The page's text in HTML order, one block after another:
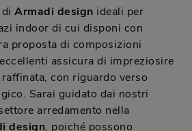
Armadi design ideali per
indoor di cui disponi con
proposta di composizioni
assicura di impreziosire
con riguardo verso
Sarai guidato dai nostri
arredamento nella
design, poiché possono